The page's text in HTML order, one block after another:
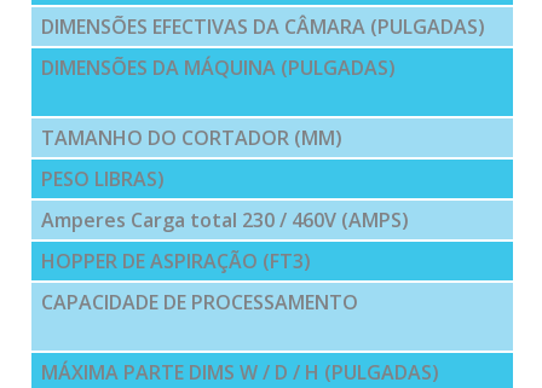
DIMENSÕES EFECTIVAS DA CÂMARA (PULGADAS)
DIMENSÕES DA MÁQUINA (PULGADAS)
TAMANHO DO CORTADOR (MM)
PESO LIBRAS)
Amperes Carga total 230 / 460V (AMPS)
HOPPER DE ASPIRAÇÃO (FT3)
CAPACIDADE DE PROCESSAMENTO
MÁXIMA PARTE DIMS W / D / H (PULGADAS)